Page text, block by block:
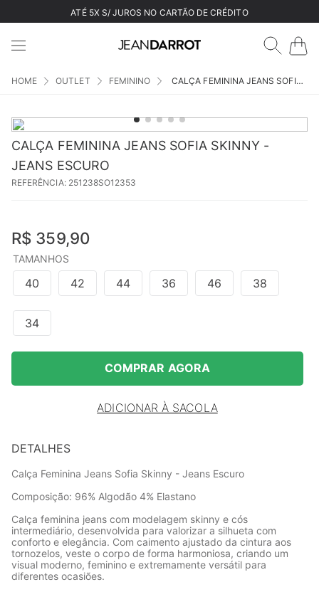
ATÉ 5X S/ JUROS NO CARTÃO DE CRÉDITO
OUTLET FEMININO CALÇA FEMININA JEANS SOFIA SKINNY - JEANS ESCURO
CALÇA FEMININA JEANS SOFIA SKINNY -
JEANS ESCURO
REFERÊNCIA: 251238SO12353
R$ 359,90
TAMANHOS
40 42 44 36 46 38
34
COMPRAR AGORA
ADICIONAR À SACOLA
DETALHES
Calça Feminina Jeans Sofia Skinny - Jeans Escuro
Composição: 96% Algodão 4% Elastano
Calça feminina jeans com modelagem skinny e cós
intermediário, desenvolvida para valorizar a silhueta com
conforto e elegância. Com caimento ajustado da cintura aos
tornozelos, veste o corpo de forma harmoniosa, criando um
visual moderno, feminino e extremamente versátil para
diferentes ocasiões.